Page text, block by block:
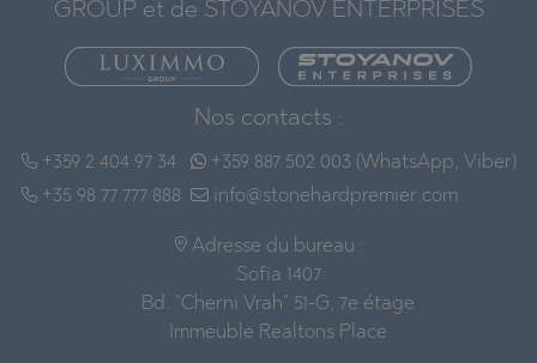
GROUP et de STOYANOV ENTERPRISES
Nos contacts :
+359 2 404 97 34
+35 98 77 777 888
+359 887 502 003 (WhatsApp, Viber)
info@stonehardpremier.com
Adresse du bureau :
Sofia 1407
Bd. "Cherni Vrah" 51-G, 7e étage
Immeuble Realtons Place